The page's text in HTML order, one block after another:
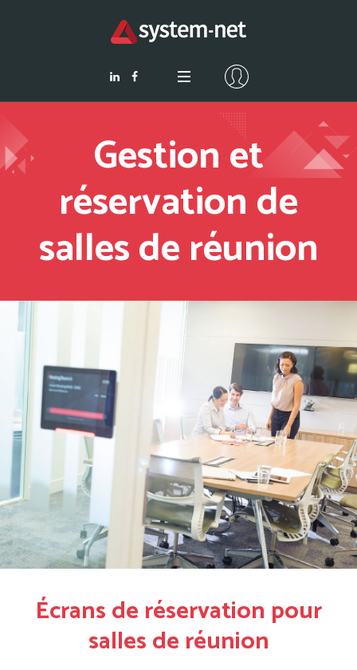
Gestion et
réservation de
salles de réunion
Écrans de réservation pour
salles de réunion